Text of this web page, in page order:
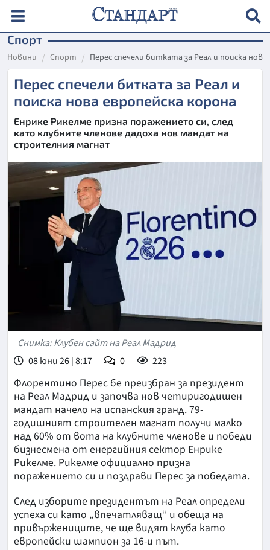
Спорт
Новини Спорт Перес спечели битката за Реал и поиска
Перес спечели битката за Реал и
поиска нова европейска корона
Енрике Рикелме призна поражението си, след
като клубните членове дадоха нов мандат на
строителния магнат
Снимка: Клубен сайт на Реал Мадрид
08 юни 26 | 8:17
0 223
Флорентино Перес бе преизбран за президент
на Реал Мадрид и започва нов четиригодишен
мандат начело на испанския гранд. 79-
годишният строителен магнат получи малко
над 60% от вота на клубните членове и победи
бизнесмена от енергийния сектор Енрике
Рикелме. Рикелме официално призна
поражението си и поздрави Перес за победата.
След изборите президентът на Реал определи
успеха си като „впечатляващ“ и обеща на
привържениците, че ще видят клуба като
европейски шампион за 16-и път.